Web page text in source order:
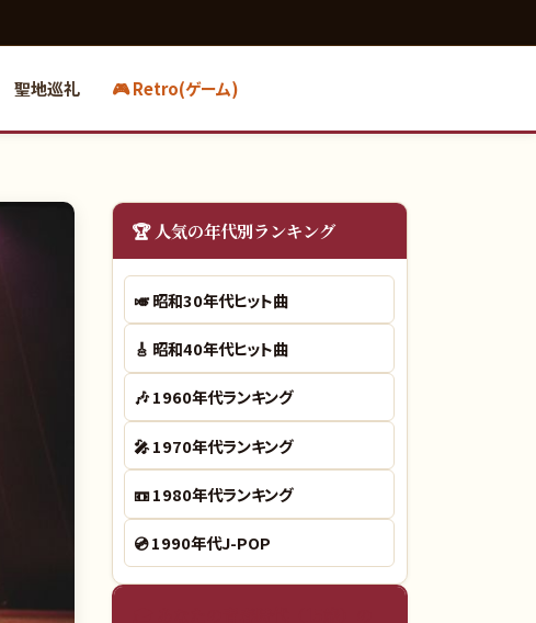
聖地巡礼 🎮 Retro(ゲーム)
🏆 人気の年代別ランキング
🎺昭和30年代ヒット曲
🎸 昭和40年代ヒット曲
🎶1960年代ランキング
🎤1970年代ランキング
📼1980年代ランキング
💿1990年代J-POP